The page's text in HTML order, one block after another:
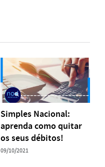
Simples Nacional:
aprenda como quitar
os seus débitos!
09/10/2021